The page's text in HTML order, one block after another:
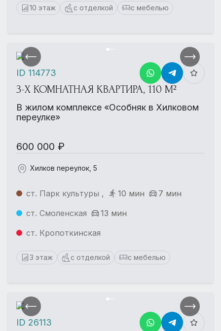
10 этаж с отделкой с мебелью
3-Х КОМНАТНАЯ КВАРТИРА, 110 М²
В жилом комплексе «Особняк в Хилковом
переулке»
600 000 ₽
Хилков переулок, 5
ст. Парк культуры , 10 мин
7 мин
ст. Смоленская
13 мин
ст. Кропоткинская
3 этаж с отделкой с мебелью
ID 114773
ID 26113